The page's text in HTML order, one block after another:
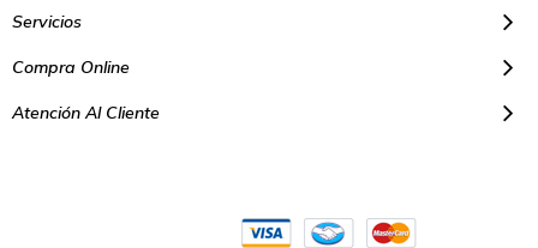
Servicios
Compra Online
Atención Al Cliente